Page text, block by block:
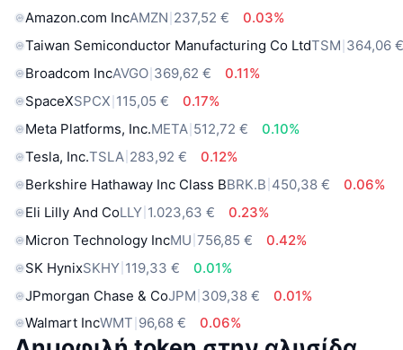
Amazon.com IncAMZN 237,52 €
0.03%
Taiwan Semiconductor Manufacturing Co LtdTSM 364,06
Broadcom IncAVGO 369,62 €
0.11%
SpaceXSPCX 115,05 €
0.17%
Meta Platforms, Inc.META 512,72 €
0.10%
Tesla, Inc.TSLA 283,92 €
0.12%
Berkshire Hathaway Inc Class BBRK.B 450,38 €
0.06%
Eli Lilly And CoLLY 1.023,63 €
0.23%
Micron Technology IncMU 756,85 €
0.42%
SK HynixSKHY 119,33 €
0.01%
JPmorgan Chase & CoJPM 309,38 €
0.01%
Walmart IncWMT 96,68 € 0.06%